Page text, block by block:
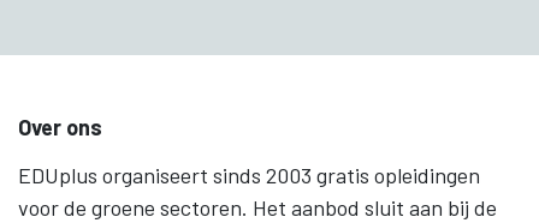
Over ons
EDUplus organiseert sinds 2003 gratis opleidingen
voor de groene sectoren. Het aanbod sluit aan bij de